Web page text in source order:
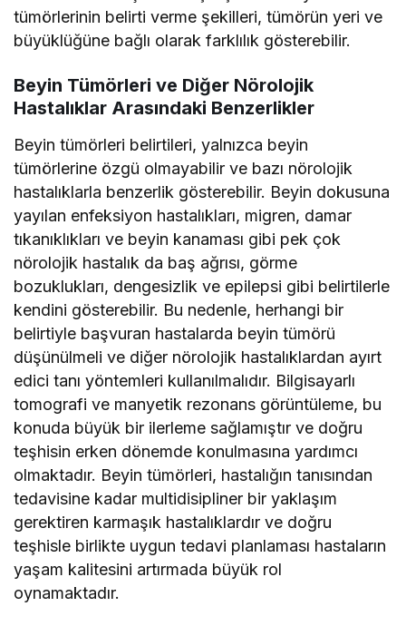
tümörlerinin belirti verme şekilleri, tümörün yeri ve
büyüklüğüne bağlı olarak farklılık gösterebilir.
Beyin Tümörleri ve Diğer Nörolojik
Hastalıklar Arasındaki Benzerlikler
Beyin tümörleri belirtileri, yalnızca beyin
tümörlerine özgü olmayabilir ve bazı nörolojik
hastalıklarla benzerlik gösterebilir. Beyin dokusuna
yayılan enfeksiyon hastalıkları, migren, damar
tıkanıklıkları ve beyin kanaması gibi pek çok
nörolojik hastalık da baş ağrısı, görme
bozuklukları, dengesizlik ve epilepsi gibi belirtilerle
kendini gösterebilir. Bu nedenle, herhangi bir
belirtiyle başvuran hastalarda beyin tümörü
düşünülmeli ve diğer nörolojik hastalıklardan ayırt
edici tanı yöntemleri kullanılmalıdır. Bilgisayarlı
tomografi ve manyetik rezonans görüntüleme, bu
konuda büyük bir ilerleme sağlamıştır ve doğru
teşhisin erken dönemde konulmasına yardımcı
olmaktadır. Beyin tümörleri, hastalığın tanısından
tedavisine kadar multidisipliner bir yaklaşım
gerektiren karmaşık hastalıklardır ve doğru
teşhisle birlikte uygun tedavi planlaması hastaların
yaşam kalitesini artırmada büyük rol
oynamaktadır.